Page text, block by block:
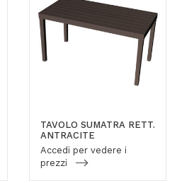
TAVOLO SUMATRA RETT.
ANTRACITE
Accedi per vedere i
prezzi